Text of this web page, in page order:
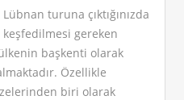
Lübnan turuna çıktığınızda
keşfedilmesi gereken
başkenti olarak
Özellikle
biri olarak